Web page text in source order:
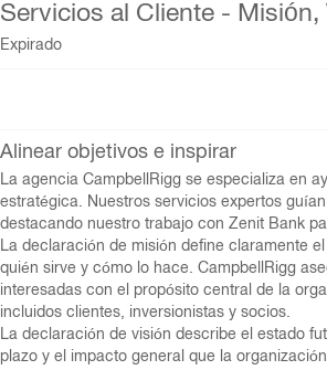
Servicios al Cliente - Misión,
Expirado
Alinear objetivos e inspirar
La agencia CampbellRigg se especializa en
estratégica. Nuestros servicios expertos
destacando nuestro trabajo con Zenit Bank
La declaración de misión define claramente
quién sirve y cómo lo hace. CampbellRigg
interesadas con el propósito central de la
incluidos clientes, inversionistas y socios.
La declaración de visión describe el estado
plazo y el impacto general que la